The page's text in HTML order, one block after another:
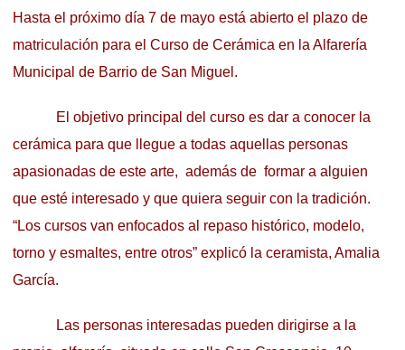
Hasta el próximo día 7 de mayo está abierto el plazo de
matriculación para el Curso de Cerámica en la Alfarería
Municipal de Barrio de San Miguel.
El objetivo principal del curso es dar a conocer la
cerámica para que llegue a todas aquellas personas
apasionadas de este arte, además de formar a alguien
que esté interesado y que quiera seguir con la tradición.
“Los cursos van enfocados al repaso histórico, modelo,
torno y esmaltes, entre otros” explicó la ceramista, Amalia
García.
Las personas interesadas pueden dirigirse a la